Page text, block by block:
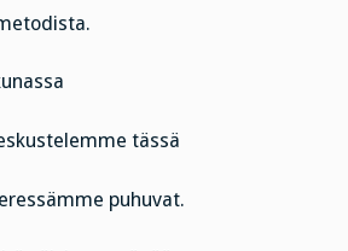
tässä
puhuvat.